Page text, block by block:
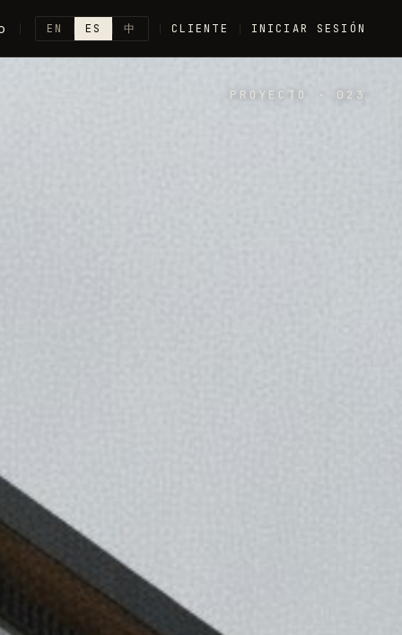
EN ES 中 CLIENTE INICIAR SESIÓN
PROYECTO · 023